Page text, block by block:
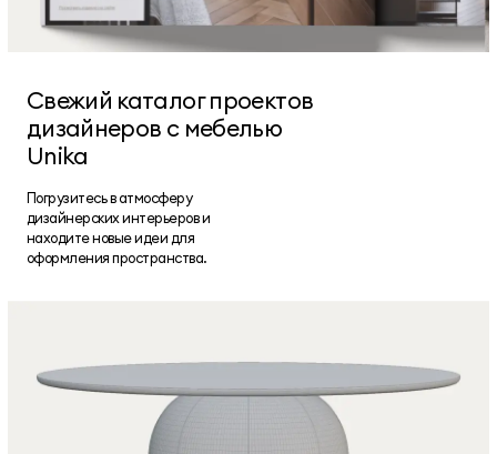
Свежий каталог проектов
дизайнеров с мебелью
Unika
Погрузитесь в атмосферу
дизайнерских интерьеров и
находите новые идеи для
оформления пространства.